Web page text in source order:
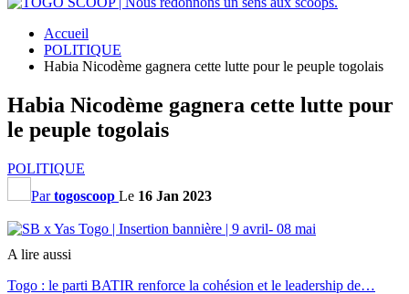
Accueil
POLITIQUE
Habia Nicodème gagnera cette lutte pour le peuple togolais
Habia Nicodème gagnera cette lutte pour
le peuple togolais
POLITIQUE
Partogoscoop Le 16 Jan 2023
A lire aussi
Togo : le parti BATIR renforce la cohésion et le leadership de…